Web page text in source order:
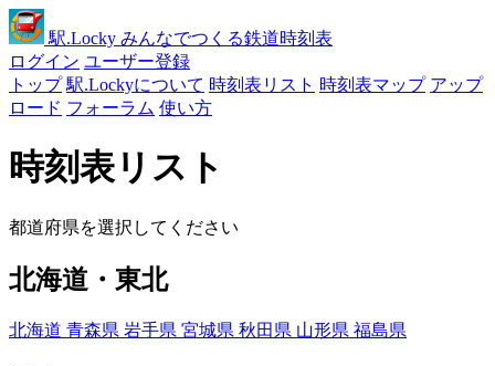
駅.Locky みんなでつくる鉄道時刻表
ログイン ユーザー登録
トップ 駅.Lockyについて 時刻表リスト 時刻表マップ アップ
ロード フォーラム 使い方
時刻表リスト
都道府県を選択してください
北海道・東北
北海道 青森県 岩手県 宮城県 秋田県 山形県 福島県